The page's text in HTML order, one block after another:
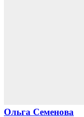
Ольга Семенова